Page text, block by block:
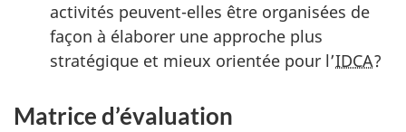
activités peuvent-elles être organisées de
façon à élaborer une approche plus
stratégique et mieux orientée pour l’IDCA?
Matrice d’évaluation